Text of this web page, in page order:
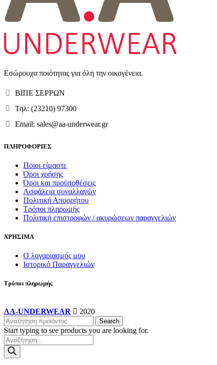
επιλεγούν
του
προϊόντος
Εσώρουχα ποιότητας για όλη την οικογένεια.
ΒΙΠΕ ΣΕΡΡΩΝ
Τηλ: (23210) 97300
Email: sales@aa-underwear.gr
ΠΛΗΡΟΦΟΡΙΕΣ
Ποιοι είμαστε
Όροι χρήσης
Όροι και προϋποθέσεις
Ασφάλεια συναλλαγών
Πολιτική Απορρήτου
Τρόποι πληρωμής
Πολιτική επιστροφών / ακυρώσεων παραγγελιών
ΧΡΗΣΙΜΑ
Ο λογαριασμός μου
Ιστορικό Παραγγελιών
Τρόποι πληρωμής
AA-UNDERWEAR 2020
Search
Start typing to see products you are looking for.
Products
search